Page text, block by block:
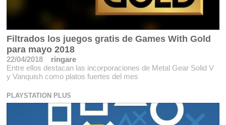
Filtrados los juegos gratis de Games With Gold
para mayo 2018
22/04/2018
ringare
Entre ellos destacan las incorporaciones de Metal Gear Solid V
y Vanquish como platos fuertes del mes
PLAYSTATION PLUS